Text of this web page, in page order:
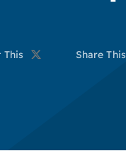
Share This
This